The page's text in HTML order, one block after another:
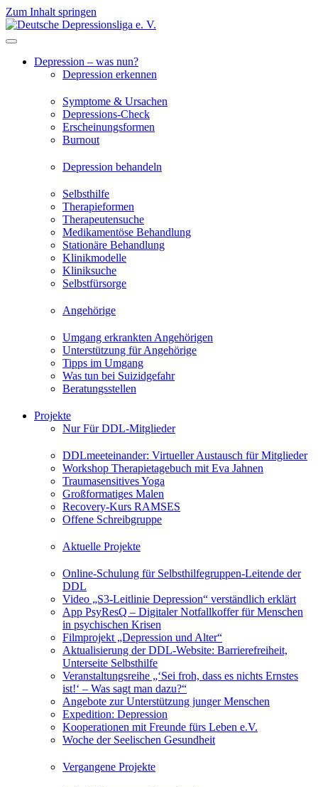
Zum Inhalt springen
Depression – was nun?
Depression erkennen
Symptome & Ursachen
Depressions-Check
Erscheinungsformen
Burnout
Depression behandeln
Selbsthilfe
Therapieformen
Therapeutensuche
Medikamentöse Behandlung
Stationäre Behandlung
Klinikmodelle
Kliniksuche
Selbstfürsorge
Angehörige
Umgang erkrankten Angehörigen
Unterstützung für Angehörige
Tipps im Umgang
Was tun bei Suizidgefahr
Beratungsstellen
Projekte
Nur Für DDL-Mitglieder
DDLmeeteinander: Virtueller Austausch für Mitglieder
Workshop Therapietagebuch mit Eva Jahnen
Traumasensitives Yoga
Großformatiges Malen
Recovery-Kurs RAMSES
Offene Schreibgruppe
Aktuelle Projekte
Online-Schulung für Selbsthilfegruppen-Leitende der
DDL
Video „S3-Leitlinie Depression“ verständlich erklärt
App PsyResQ – Digitaler Notfallkoffer für Menschen
in psychischen Krisen
Filmprojekt „Depression und Alter“
Aktualisierung der DDL-Website: Barrierefreiheit,
Unterseite Selbsthilfe
Veranstaltungsreihe „‘Sei froh, dass es nichts Ernstes
ist!‘ – Was sagt man dazu?“
Angebote zur Unterstützung junger Menschen
Expedition: Depression
Kooperationen mit Freunde fürs Leben e.V.
Woche der Seelischen Gesundheit
Vergangene Projekte